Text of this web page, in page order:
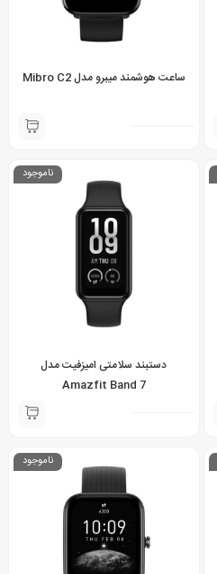
ساعت هوشمند میبرو مدل Mibro C2
ناموجود
دستبند سلامتی امیزفیت مدل
Amazfit Band 7
ناموجود